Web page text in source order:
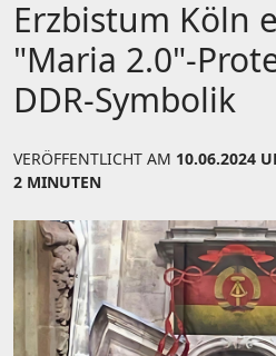
Erzbistum Köln
"Maria 2.0"-
DDR-Symbolik
VERÖFFENTLICHT AM 10.06.2024
2 MINUTEN